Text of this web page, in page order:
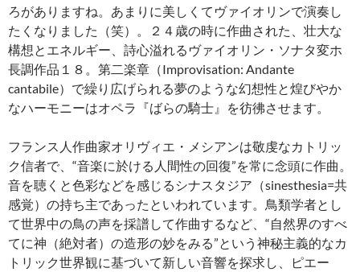
ろがありますね。あまりに美しくてヴァイオリンで演奏し
たくなりました（笑）。２４歳の時に作曲された、壮大な
構想とエネルギー、詩心溢れるヴァイオリン・ソナタ変ホ
長調作品１８。第二楽章（Improvisation: Andante
cantabile）で繰り広げられる夢のような幻想性と煌びやか
なハーモニーはオペラ『ばらの騎士』を彷彿させます。
フランス人作曲家オリヴィエ・メシアンは敬虔なカトリッ
ク信者で、“音楽に於ける人間性の回復”を常に念頭に作曲。
音を聴くと色彩などを感じるシナスタジア（sinesthesia=共
感覚）の持ち主であったといわれています。鳥類学者とし
て世界中の鳥の声を採譜して作曲するなど、“自然界のすべ
てに神（絶対者）の造形の妙をみる”という神秘主義的なカ
トリック世界観に基づいて新しい音響を探求し、ピエー